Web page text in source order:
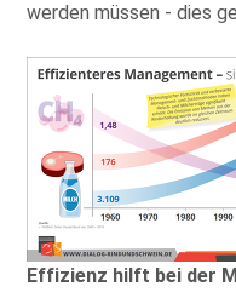
werden müssen - dies
Effizienz hilft bei der